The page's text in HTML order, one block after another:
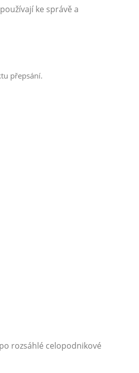
ke správě a
přepsání.
rozsáhlé celopodnikové